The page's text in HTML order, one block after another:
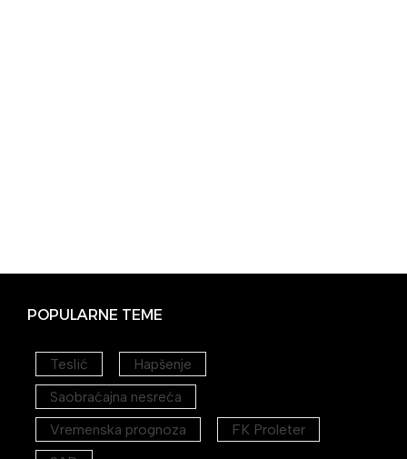
POPULARNE TEME
Teslić
Hapšenje
Saobraćajna nesreća
Vremenska prognoza
FK Proleter